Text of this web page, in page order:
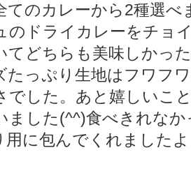
てのカレーから2種選べ
のドライカレーをチョ
てどちらも美味しかっ
たっぷり生地はフワフ
でした。あと嬉しいこ
ました(^^)食べきれな
用に包んでくれました